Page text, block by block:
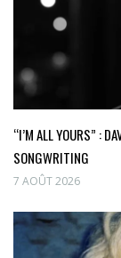
“I’M ALL YOURS” :
SONGWRITING
7 AOÛT 2026